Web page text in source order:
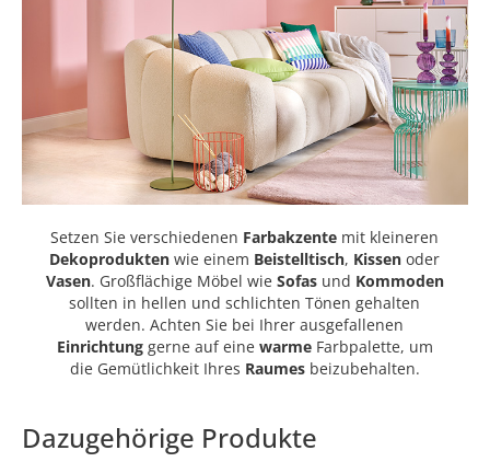
Setzen Sie verschiedenen Farbakzente mit kleineren
Dekoprodukten wie einem Beistelltisch, Kissen oder
Vasen. Großflächige Möbel wie Sofasund Kommoden
sollten in hellen und schlichten Tönen gehalten
werden. Achten Sie bei Ihrer ausgefallenen
Einrichtunggerne auf eine warmeFarbpalette, um
die Gemütlichkeit Ihres Raumesbeizubehalten.
Dazugehörige Produkte